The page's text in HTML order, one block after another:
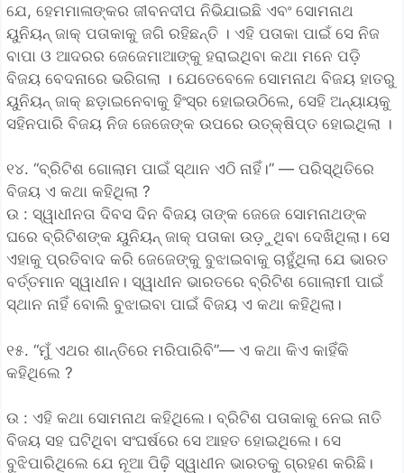
ଯେ, ହେମମାଳାଙ୍କର ଜୀବନଦୀପ ନିଭିଯାଇଛି ଏବଂ ସୋମନାଥ
ୟୁନିୟନ୍ ଜାକ୍ ପତାକାକୁ ଜଗି ରହିଛନ୍ତି । ଏହି ପତାକା ପାଇଁ ସେ ନିଜ
ବାପା ଓ ଆଦରର ଜେଜେମାଆଙ୍କୁ ହରାଇଥିବା କଥା ମନେ ପଡ଼ି
ବିଜୟ ବେଦନାରେ ଭରିଗଲା । ଯେତେବେଳେ ସୋମନାଥ ବିଜୟ ହାତରୁ
ୟୁନିୟନ୍ ଜାକ୍ ଛଡ଼ାଇନେବାକୁ ହିଂସ୍ର ହୋଇଉଠିଲେ, ସେହି ଅନ୍ୟାୟକୁ
ସହିନପାରି ବିଜୟ ନିଜ ଜେଜେଙ୍କ ଉପରେ ଉତ୍‌କ୍ଷିପ୍ତ ହୋଇଥିଲା ।
୧୪. “ବ୍ରିଟିଶ ଗୋଲାମ ପାଇଁ ସ୍ଥାନ ଏଠି ନାହିଁ।” — ପରିସ୍ଥିତିରେ
ବିଜୟ ଏ କଥା କହିଥିଲା ?
ଉ : ସ୍ୱାଧୀନତା ଦିବସ ଦିନ ବିଜୟ ତାଙ୍କ ଜେଜେ ସୋମନାଥଙ୍କ
ଘରେ ବ୍ରିଟିଶଙ୍କ ୟୁନିୟନ୍ ଜାକ୍ ପତାକା ଉଡ଼ୁଥିବା ଦେଖିଥିଲା। ସେ
ଏହାକୁ ପ୍ରତିବାଦ କରି ଜେଜେଙ୍କୁ ବୁଝାଇବାକୁ ଚାହୁଁଥିଲା ଯେ ଭାରତ
ବର୍ତ୍ତମାନ ସ୍ୱାଧୀନ। ସ୍ୱାଧୀନ ଭାରତରେ ବ୍ରିଟିଶ ଗୋଲାମୀ ପାଇଁ
ସ୍ଥାନ ନାହିଁ ବୋଲି ବୁଝାଇବା ପାଇଁ ବିଜୟ ଏ କଥା କହିଥିଲା।
୧୫. “ମୁଁ ଏଥର ଶାନ୍ତିରେ ମରିପାରିବି”— ଏ କଥା କିଏ କାହିଁକି
କହିଥିଲେ ?
ଉ : ଏହି କଥା ସୋମନାଥ କହିଥିଲେ। ବ୍ରିଟିଶ ପତାକାକୁ ନେଇ ନାତି
ବିଜୟ ସହ ଘଟିଥିବା ସଂଘର୍ଷରେ ସେ ଆହତ ହୋଇଥିଲେ। ସେ
ବୁଝିପାରିଥିଲେ ଯେ ନୂଆ ପିଢ଼ି ସ୍ୱାଧୀନ ଭାରତକୁ ଗ୍ରହଣ କରିଛି।